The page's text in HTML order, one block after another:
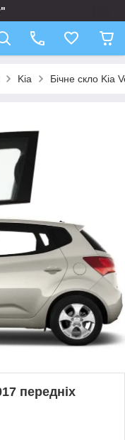
Kia Бічне скло Kia
передніх